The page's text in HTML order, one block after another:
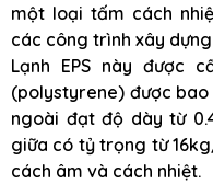
một loại tấm cách
các công trình xây
Lạnh EPS này được
(polystyrene) được
ngoài đạt độ dày từ
giữa có tỷ trọng từ
cách âm và cách nhiệt.